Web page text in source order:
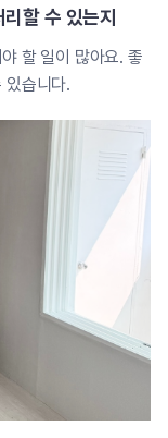
할 수 있는지
할 일이 많아요. 좋
있습니다.